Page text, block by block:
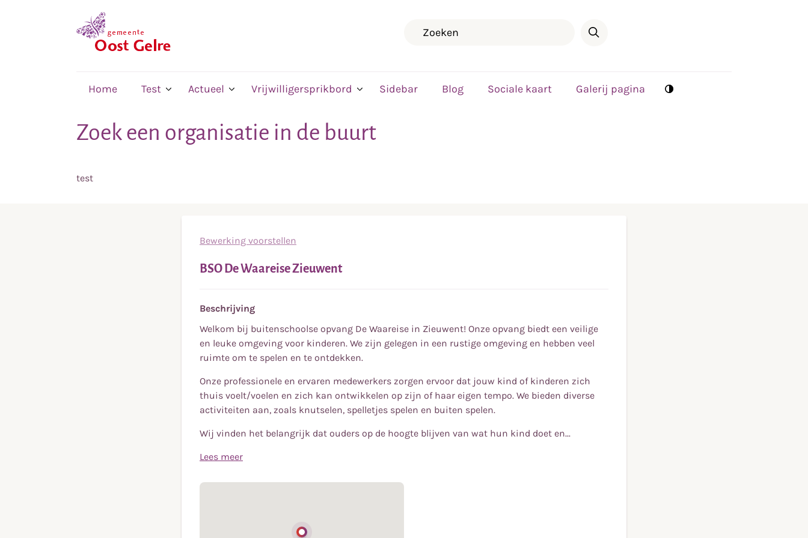
Home Test Actueel Vrijwilligersprikbord Sidebar Blog Sociale kaart Galerij pagina
Zoek een organisatie in de buurt
test
Bewerking voorstellen
BSO De Waareise Zieuwent
Beschrijving
Welkom bij buitenschoolse opvang De Waareise in Zieuwent! Onze opvang biedt een veilige
en leuke omgeving voor kinderen. We zijn gelegen in een rustige omgeving en hebben veel
ruimte om te spelen en te ontdekken.
Onze professionele en ervaren medewerkers zorgen ervoor dat jouw kind of kinderen zich
thuis voelt/voelen en zich kan ontwikkelen op zijn of haar eigen tempo. We bieden diverse
activiteiten aan, zoals knutselen, spelletjes spelen en buiten spelen.
Wij vinden het belangrijk dat ouders op de hoogte blijven van wat hun kind doet en...
Lees meer
en leuke omgeving voor kinderen. We zijn gelegen in een rustige omgeving en hebben veel